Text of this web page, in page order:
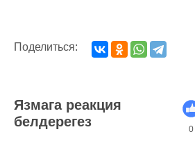
Поделиться:
Язмага реакция
белдерегез
0